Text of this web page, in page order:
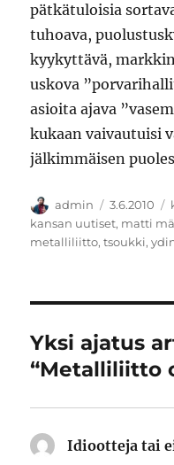
pätkätuloisia
tuhoava,
kyykyttävä,
uskova
asioita ajava
kukaan vaivautuisi
jälkimmäisen
Kirjoittaja
admin Julkaistu
3.6.2010
kansan uutiset, matti
metalliliitto,tsoukki,
Yksi ajatus
“Metalliliitto
Idiootteja tai